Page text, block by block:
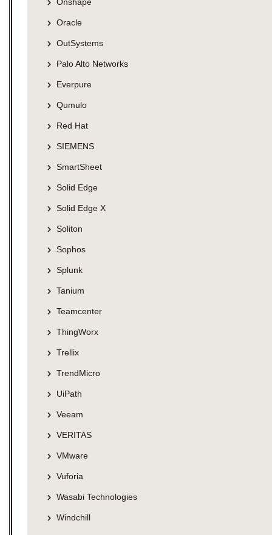
Onshape
Oracle
OutSystems
Palo Alto Networks
Everpure
Qumulo
Red Hat
SIEMENS
SmartSheet
Solid Edge
Solid Edge X
Soliton
Sophos
Splunk
Tanium
Teamcenter
ThingWorx
Trellix
TrendMicro
UiPath
Veeam
VERITAS
VMware
Vuforia
Wasabi Technologies
Windchill